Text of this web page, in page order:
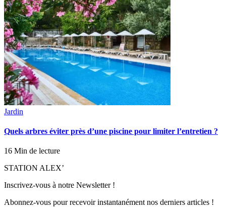
Jardin
Quels arbres éviter près d’une piscine pour limiter l’entretien ?
16 Min de lecture
STATION ALEX’
Inscrivez-vous à notre Newsletter !
Abonnez-vous pour recevoir instantanément nos derniers articles !